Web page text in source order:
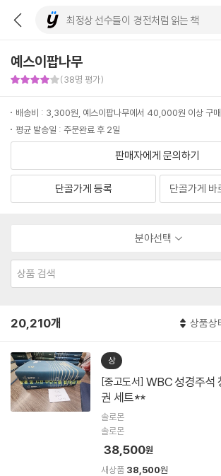
예스이팝나무
(38명 평가)
배송비 : 3,300원, 예스이팝나무에서 40,000원 이상 구
평균 발송일 : 주문완료 후 2일
판매자에게 문의하기
단골가게 등록
분야선택
20,210개 상품상
상
[중고도서]
권 세트**
솔로몬
솔로몬
38,500원
새상품 38,500원